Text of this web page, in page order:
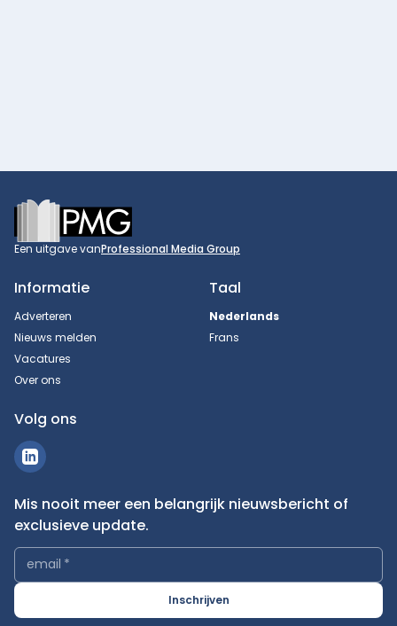
Footer
Een uitgave vanProfessional Media Group
Informatie
Adverteren
Nieuws melden
Vacatures
Over ons
Taal
Nederlands
Frans
Volg ons
Mis nooit meer een belangrijk nieuwsbericht of
exclusieve update.
email *
Inschrijven